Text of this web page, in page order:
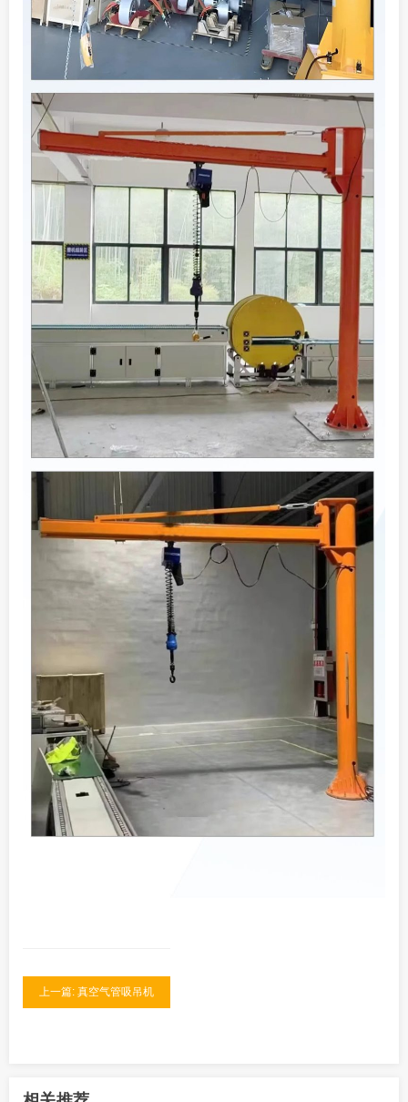
上一篇: 真空气管吸吊机